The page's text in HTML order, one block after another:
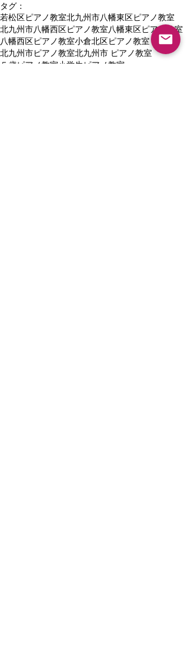
タグ：
若松区ピアノ教室北九州市八幡東区ピアノ教室
北九州市八幡西区ピアノ教室八幡東区ピアノ教室
八幡西区ピアノ教室小倉北区ピアノ教室
北九州市ピアノ教室北九州市 ピアノ教室
５歳ピアノ教室 小学生ピアノ教室